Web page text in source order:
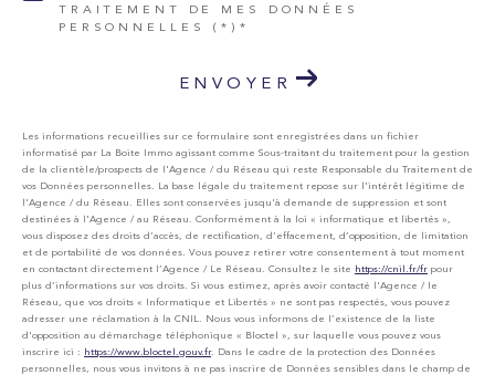
TRAITEMENT DE MES DONNÉES
PERSONNELLES (*)*
ENVOYER
Les informations recueillies sur ce formulaire sont enregistrées dans un fichier
informatisé par La Boite Immo agissant comme Sous-traitant du traitement pour la gestion
de la clientèle/prospects de l'Agence / du Réseau qui reste Responsable du Traitement de
vos Données personnelles. La base légale du traitement repose sur l'intérêt légitime de
l'Agence / du Réseau. Elles sont conservées jusqu'à demande de suppression et sont
destinées à l'Agence / au Réseau. Conformément à la loi « informatique et libertés »,
vous disposez des droits d’accès, de rectification, d’effacement, d’opposition, de limitation
et de portabilité de vos données. Vous pouvez retirer votre consentement à tout moment
en contactant directement l’Agence / Le Réseau. Consultez le site https://cnil.fr/fr pour
plus d’informations sur vos droits. Si vous estimez, après avoir contacté l'Agence / le
Réseau, que vos droits « Informatique et Libertés » ne sont pas respectés, vous pouvez
adresser une réclamation à la CNIL. Nous vous informons de l’existence de la liste
d'opposition au démarchage téléphonique « Bloctel », sur laquelle vous pouvez vous
inscrire ici : https://www.bloctel.gouv.fr. Dans le cadre de la protection des Données
personnelles, nous vous invitons à ne pas inscrire de Données sensibles dans le champ de